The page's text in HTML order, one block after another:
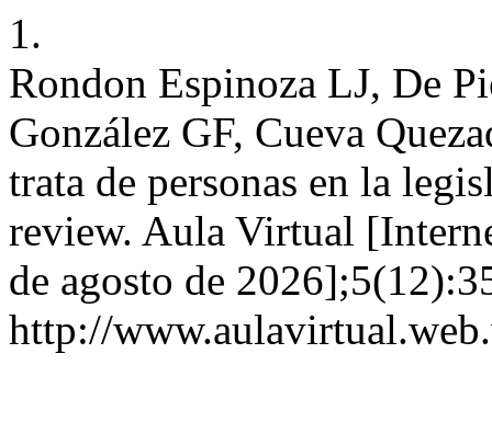
1.
Rondon Espinoza LJ, De
González GF, Cueva
trata de personas en la
review. Aula Virtual
de agosto de
http://